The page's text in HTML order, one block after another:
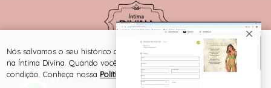
SITE 100% SEGURO PLATAFORMA B2B
® TODOS DIREITOS RESERVADOS
Nós salvamos o seu histórico de uso pra oferecer a melhor experiência
na Íntima Divina. Quando você navega no nosso site, aceita esta
condição. Conheça nossa Política de Cookies e Privacidade.